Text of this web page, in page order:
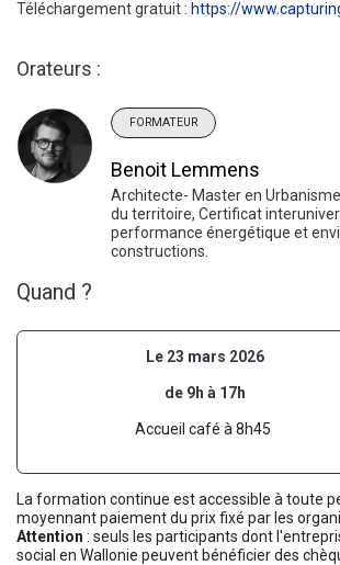
Téléchargement gratuit : https://
Orateurs :
FORMATEUR
Benoit Lemmens
Architecte- Master en
du territoire, Certificat
performance énergétique et
constructions.
Quand ?
Le 23 mars 2026
de 9h à 17h
Accueil café à 8h45
La formation continue est accessible à toute
moyennant paiement du prix fixé par les
Attention : seuls les participants dont
social en Wallonie peuvent bénéficier des